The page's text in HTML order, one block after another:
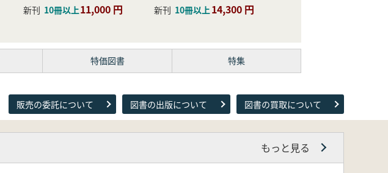
新刊 10冊以上11,000 円
新刊 10冊以上14,300 円
特価図書 特集
販売の委託について 図書の出版について 図書の買取について
もっと見る